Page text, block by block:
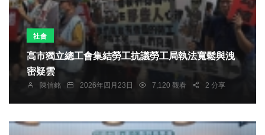
社會
高市獨立總工會集結勞工抗議勞工局執法寬鬆與洩
密疑雲
陳信銘 2026年四月23日 7,120 觀看 2 分享